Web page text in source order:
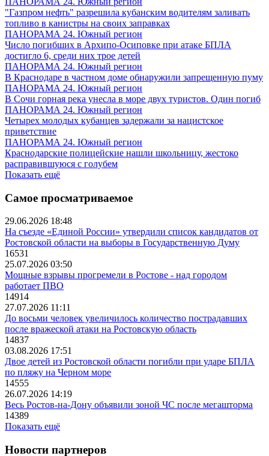
"Газпром нефть" разрешила кубанским водителям заливать
топливо в канистры на своих заправках
ПАНОРАМА 24. Южный регион
Число погибших в Архипо-Осиповке при атаке БПЛА
достигло 6, среди них трое детей
ПАНОРАМА 24. Южный регион
В Краснодаре в частном доме обнаружили запрещенную пуму
ПАНОРАМА 24. Южный регион
В Сочи горная река унесла в море двух туристов. Один погиб
ПАНОРАМА 24. Южный регион
Четырех молодых кубанцев задержали за нацистское
приветствие
ПАНОРАМА 24. Южный регион
Краснодарские полицейские нашли школьницу, жестоко
расправившуюся с голубем
Показать ещё
Самое просматриваемое
29.06.2026 18:48
На съезде «Единой России» утвердили список кандидатов от
Ростовской области на выборы в Государственную Думу
16531
25.07.2026 03:50
Мощные взрывы прогремели в Ростове - над городом
работает ПВО
14914
27.07.2026 11:11
До восьми человек увеличилось количество пострадавших
после вражеской атаки на Ростовскую область
14837
03.08.2026 17:51
Двое детей из Ростовской области погибли при ударе БПЛА
по пляжу на Черном море
14555
26.07.2026 14:19
Весь Ростов-на-Дону объявили зоной ЧС после мегашторма
14389
Показать ещё
Новости партнеров